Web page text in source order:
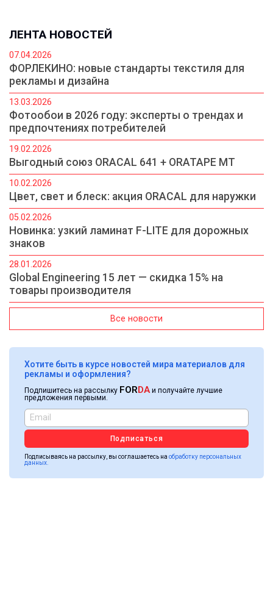
ЛЕНТА НОВОСТЕЙ
07.04.2026
ФОРЛЕКИНО: новые стандарты текстиля для
рекламы и дизайна
13.03.2026
Фотообои в 2026 году: эксперты о трендах и
предпочтениях потребителей
19.02.2026
Выгодный союз ORACAL 641 + ORATAPE MT
10.02.2026
Цвет, свет и блеск: акция ORACAL для наружки
05.02.2026
Новинка: узкий ламинат F-LITE для дорожных
знаков
28.01.2026
Global Engineering 15 лет — скидка 15% на
товары производителя
Все новости
Хотите быть в курсе новостей мира материалов для
рекламы и оформления?
Подпишитесь на рассылку FORDA и получайте лучшие
предложения первыми.
Подписаться
Подписываясь на рассылку, вы соглашаетесь на обработку персональных
данных.